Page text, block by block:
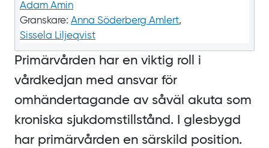
Adam Amin
Granskare: Anna Söderberg Amlert,
Sissela Liljeqvist
Primärvården har en viktig roll i
vårdkedjan med ansvar för
omhändertagande av såväl akuta som
kroniska sjukdomstillstånd. I glesbygd
har primärvården en särskild position.